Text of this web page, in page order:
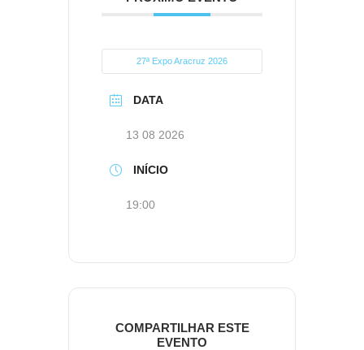
27ª Expo Aracruz 2026
DATA
13 08 2026
INÍCIO
19:00
COMPARTILHAR ESTE
EVENTO